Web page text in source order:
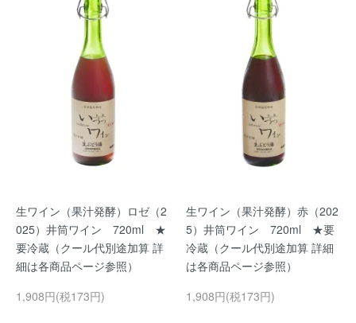
生ワイン（果汁発酵）ロゼ（2
025）井筒ワイン 720ml ★
要冷蔵（クール代別途加算 詳
細は各商品ページ参照）
1,908円(税173円)
生ワイン（果汁発酵）赤（202
5）井筒ワイン 720ml ★要
冷蔵（クール代別途加算 詳細
は各商品ページ参照）
1,908円(税173円)